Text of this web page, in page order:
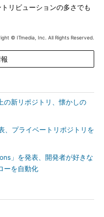
リビューションの多さでも
© ITmedia, Inc. All Rights Reserved.
の新リポジトリ、懐かしの
、プライベートリポジトリを
」を発表、開発者が好きな
ーを自動化